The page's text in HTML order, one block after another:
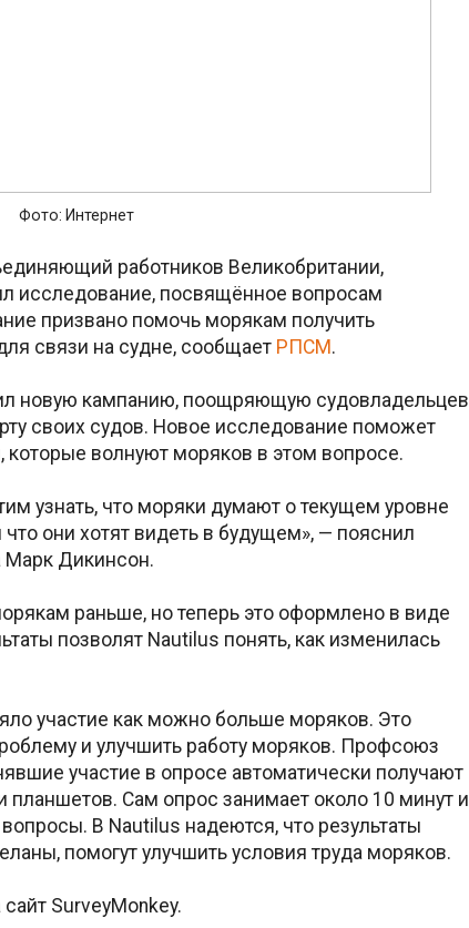
Фото: Интернет
работников Великобритании,
исследование, посвящённое вопросам
призвано помочь морякам получить
связи на судне, сообщает РПСМ.
новую кампанию, поощряющую судовладельцев
своих судов. Новое исследование поможет
волнуют моряков в этом вопросе.
узнать, что моряки думают о текущем уровне
что они хотят видеть в будущем», — пояснил
Марк Дикинсон.
раньше, но теперь это оформлено в виде
позволят Nautilus понять, как изменилась
участие как можно больше моряков. Это
и улучшить работу моряков. Профсоюз
участие в опросе автоматически получают
планшетов. Сам опрос занимает около 10 минут и
В Nautilus надеются, что результаты
помогут улучшить условия труда моряков.
сайт SurveyMonkey.